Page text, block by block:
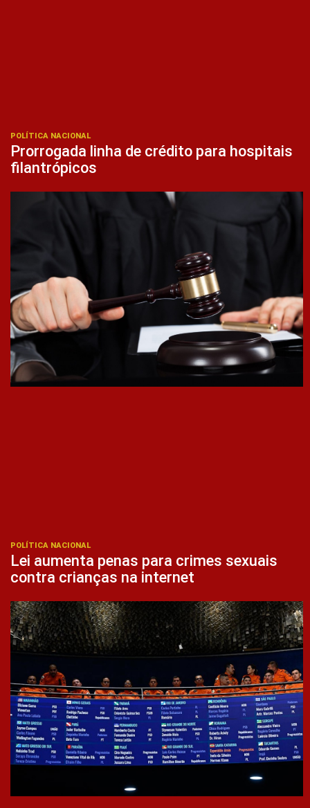
POLÍTICA NACIONAL
Prorrogada linha de crédito para hospitais
filantrópicos
POLÍTICA NACIONAL
Lei aumenta penas para crimes sexuais
contra crianças na internet